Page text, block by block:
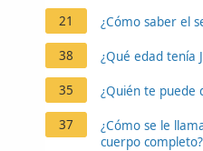
21
¿Cómo saber el
38 ¿Qué edad tenía
35 ¿Quién te puede
37
¿Cómo se le
cuerpo completo?